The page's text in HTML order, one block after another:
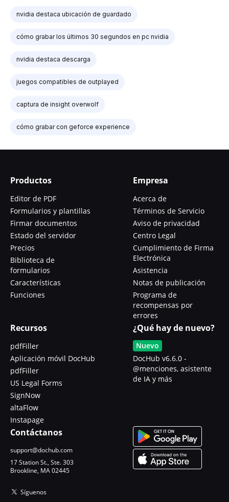
nvidia destaca ubicación de guardado
cómo grabar los últimos 30 segundos en pc nvidia
nvidia destaca descarga
juegos compatibles de outplayed
captura de insight overwolf
cómo grabar con geforce experience
Productos
Editor de PDF
Formularios y plantillas
Firmar documentos
Estado del servidor
Precios
Biblioteca de
formularios
Características
Funciones
Empresa
Acerca de
Términos de Servicio
Aviso de privacidad
Centro Legal
Cumplimiento de Firma
Electrónica
Asistencia
Notas de publicación
Programa de
recompensas por
errores
Recursos
pdfFiller
Aplicación móvil DocHub
pdfFiller
US Legal Forms
SignNow
altaFlow
Instapage
¿Qué hay de nuevo?
Nuevo
DocHub v6.6.0 -
@menciones, asistente
de IA y más
Contáctanos
support@dochub.com
17 Station St., Ste. 303
Brookline, MA 02445
Síguenos